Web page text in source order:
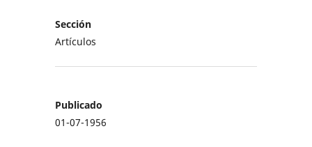
Sección
Artículos
Publicado
01-07-1956